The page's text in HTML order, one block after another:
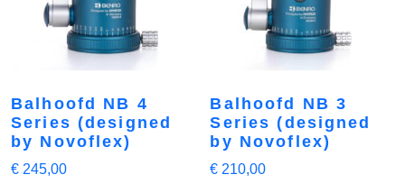
Balhoofd NB 4
Series (designed
by Novoflex)
€ 245,00
Balhoofd NB 3
Series (designed
by Novoflex)
€ 210,00